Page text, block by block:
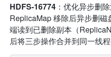
HDFS-16774 ：优化异步删
ReplicaMap 移除后异步删
端读到已删除副本（
后将三步操作合并到同一线程